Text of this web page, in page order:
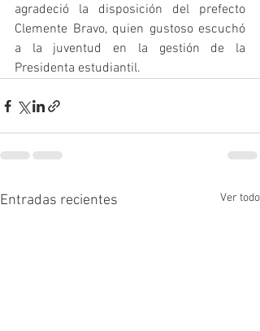
agradeció la disposición del prefecto
Clemente Bravo, quien gustoso escuchó
a la juventud en la gestión de la
Presidenta estudiantil.
Entradas recientes Ver todo